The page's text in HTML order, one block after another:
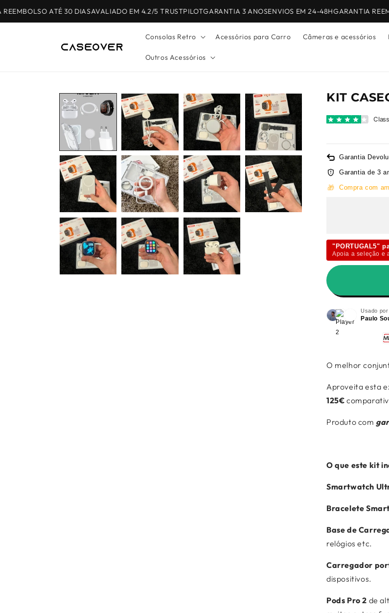
para o ATÉ 30 DIASAVALIADO EM 4.2/5 TRUSTPILOTGARANTIA 3 ANOSENVIOS EM 24-48HGARANTIA
Consolas Retro Acessórios para Carro Câmeras e acessórios
Outros Acessórios
a
informação
do produto
KIT
Garantia
Garantia de 3
🎁 Compra com
"PORTUGAL5"
Apoia a seleção e
Usado por
Paulo
O melhor
Aproveita esta
125€
Produto com
O que este kit
Smartwatch
Bracelete
Base de
relógios etc.
Carregador
dispositivos.
Pods Pro 2 de